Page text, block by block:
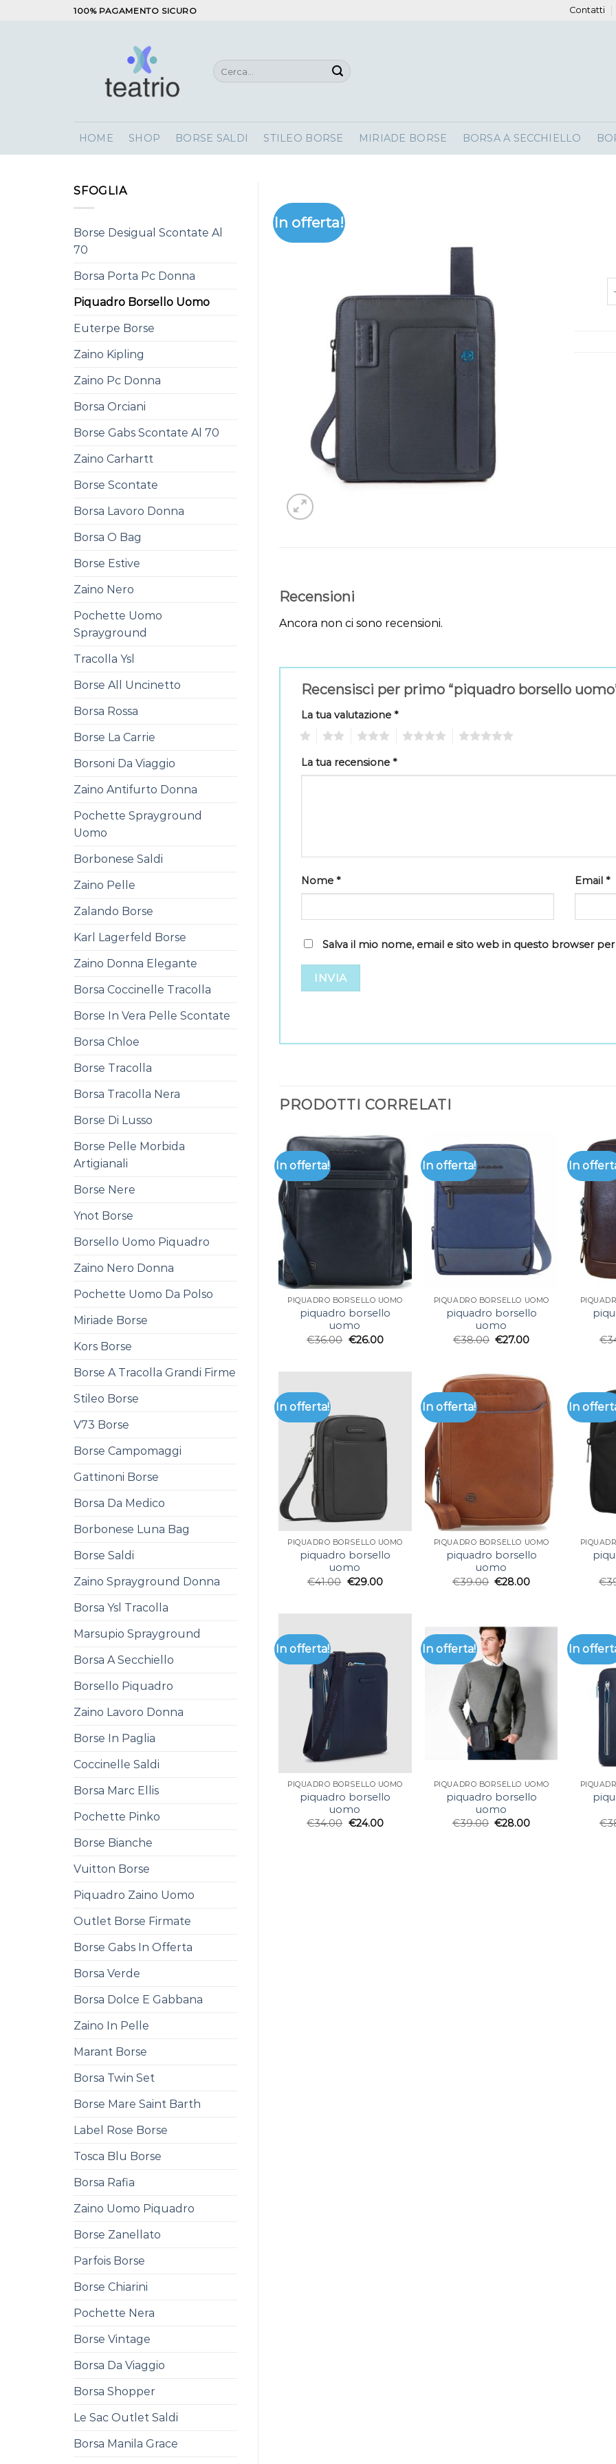
100% PAGAMENTO SICURO Contatti
Cerca:
HOME SHOP BORSE SALDI STILEO BORSE MIRIADE BORSE BORSA A SECCHIELLO
SFOGLIA
Borse Desigual Scontate Al
70
Borsa Porta Pc Donna
Piquadro Borsello Uomo
Euterpe Borse
Zaino Kipling
Zaino Pc Donna
Borsa Orciani
Borse Gabs Scontate Al 70
Zaino Carhartt
Borse Scontate
Borsa Lavoro Donna
Borsa O Bag
Borse Estive
Zaino Nero
Pochette Uomo
Sprayground
Tracolla Ysl
Borse All Uncinetto
Borsa Rossa
Borse La Carrie
Borsoni Da Viaggio
Zaino Antifurto Donna
Pochette Sprayground
Uomo
Borbonese Saldi
Zaino Pelle
Zalando Borse
Karl Lagerfeld Borse
Zaino Donna Elegante
Borsa Coccinelle Tracolla
Borse In Vera Pelle Scontate
Borsa Chloe
Borse Tracolla
Borsa Tracolla Nera
Borse Di Lusso
Borse Pelle Morbida
Artigianali
Borse Nere
Ynot Borse
Borsello Uomo Piquadro
Zaino Nero Donna
Pochette Uomo Da Polso
Miriade Borse
Kors Borse
Borse A Tracolla Grandi Firme
Stileo Borse
V73 Borse
Borse Campomaggi
Gattinoni Borse
Borsa Da Medico
Borbonese Luna Bag
Borse Saldi
Zaino Sprayground Donna
Borsa Ysl Tracolla
Marsupio Sprayground
Borsa A Secchiello
Borsello Piquadro
Zaino Lavoro Donna
Borse In Paglia
Coccinelle Saldi
Borsa Marc Ellis
Pochette Pinko
Borse Bianche
Vuitton Borse
Piquadro Zaino Uomo
Outlet Borse Firmate
Borse Gabs In Offerta
Borsa Verde
Borsa Dolce E Gabbana
Zaino In Pelle
Marant Borse
Borsa Twin Set
Borse Mare Saint Barth
Label Rose Borse
Tosca Blu Borse
Borsa Rafia
Zaino Uomo Piquadro
Borse Zanellato
Parfois Borse
Borse Chiarini
Pochette Nera
Borse Vintage
Borsa Da Viaggio
Borsa Shopper
Le Sac Outlet Saldi
Borsa Manila Grace
In offerta!
Recensioni
Ancora non ci sono recensioni.
Recensisci per primo “piquadro borsello
La tua valutazione *
La tua recensione *
Nome * Email*
Salva il mio nome, email e sito web in questo browser
PRODOTTI CORRELATI
In offerta!
PIQUADRO BORSELLO UOMO
piquadro borsello
uomo
€36.00 €26.00
In offerta!
PIQUADRO BORSELLO UOMO
piquadro borsello
uomo
€38.00 €27.00
In
€
In offerta!
PIQUADRO BORSELLO UOMO
piquadro borsello
uomo
€41.00 €29.00
In offerta!
PIQUADRO BORSELLO UOMO
piquadro borsello
uomo
€39.00 €28.00
In
€
In offerta!
PIQUADRO BORSELLO UOMO
piquadro borsello
uomo
€34.00 €24.00
In offerta!
PIQUADRO BORSELLO UOMO
piquadro borsello
uomo
€39.00 €28.00
In
€